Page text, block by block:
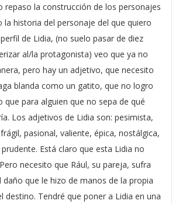
repaso la construcción de los personajes
historia del personaje del que quiero
de Lidia, (no suelo pasar de diez
al/la protagonista) veo que ya no
pero hay un adjetivo, que necesito
blanda como un gatito, que no logro
que para alguien que no sepa de qué
Los adjetivos de Lidia son: pesimista,
frágil, pasional, valiente, épica, nostálgica,
Está claro que esta Lidia no
necesito que Rául, su pareja, sufra
daño que le hizo de manos de la propia
destino. Tendré que poner a Lidia en una